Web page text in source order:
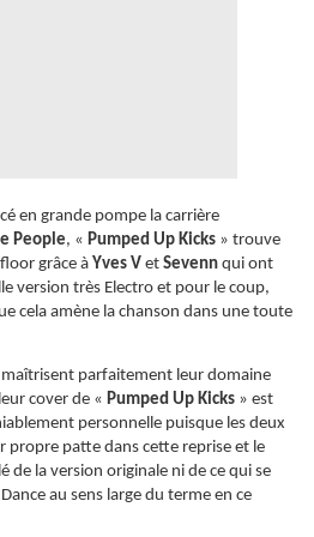
en grande pompe la carrière
People, « Pumped Up Kicks » trouve
grâce à Yves V et Sevenn qui ont
version très Electro et pour le coup,
cela amène la chanson dans une toute
maîtrisent parfaitement leur domaine
cover de « Pumped Up Kicks » est
personnelle puisque les deux
propre patte dans cette reprise et le
de la version originale ni de ce qui se
au sens large du terme en ce